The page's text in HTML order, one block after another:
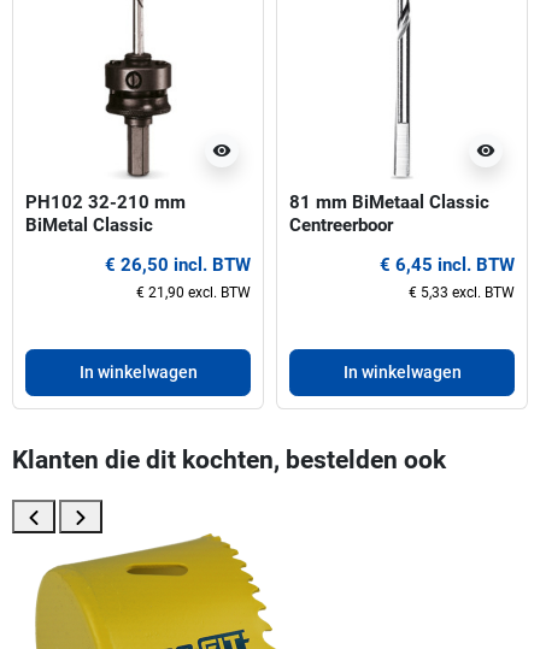
visibility
PH102 32-210 mm
BiMetal Classic
€ 26,50 incl. BTW
€ 21,90 excl. BTW
In winkelwagen
visibility
81 mm BiMetaal Classic
Centreerboor
€ 6,45 incl. BTW
€ 5,33 excl. BTW
In winkelwagen
Klanten die dit kochten, bestelden ook